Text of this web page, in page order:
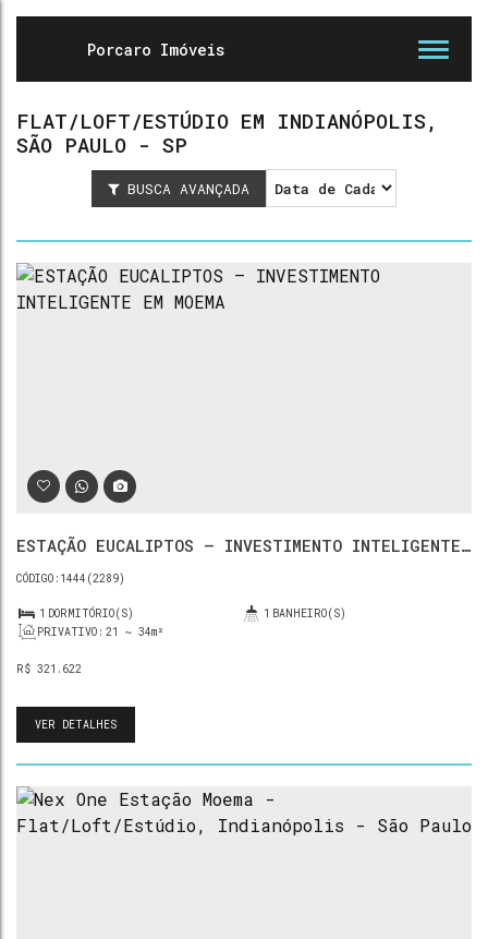
FLAT/LOFT/ESTÚDIO EM INDIANÓPOLIS,
SÃO PAULO - SP
BUSCA AVANÇADA
ESTAÇÃO EUCALIPTOS — INVESTIMENTO INTELIGENTE
R$ 321.622
1444 (2289)
1 DORMITÓRIO(S) 1 BANHEIRO(S)
PRIVATIVO: 21 ~ 34m²
VER DETALHES